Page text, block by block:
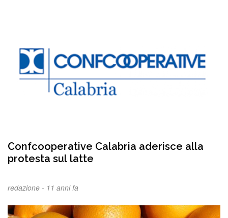
Confcooperative Calabria aderisce alla
protesta sul latte
redazione - 11 anni fa